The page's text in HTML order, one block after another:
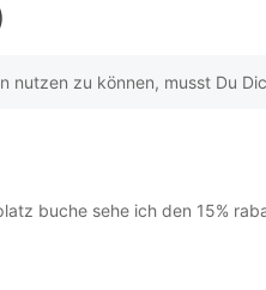
nutzen zu können, musst Du
buche sehe ich den 15%